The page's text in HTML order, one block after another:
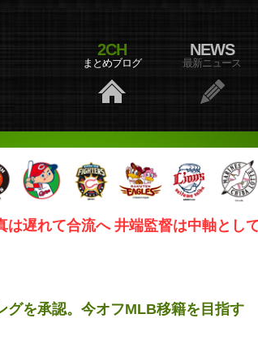
2CH
まとめブログ
NEWS
最新ニュース
は遅れて合流へ 井端監督は中軸とし
グを承認。今オフMLB移籍を目指す